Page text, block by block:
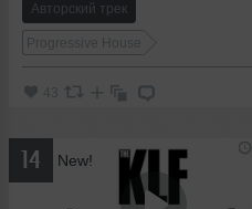
Авторский трек
Progressive House
43
14 New!